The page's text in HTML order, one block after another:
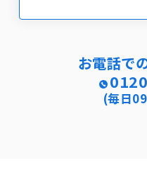
お電話で
(毎日